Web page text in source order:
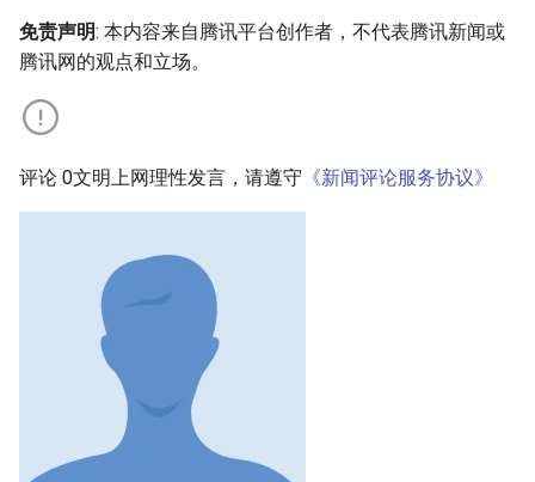
免责声明: 本内容来自腾讯平台创作者，不代表腾讯新闻或
腾讯网的观点和立场。
评论 0文明上网理性发言，请遵守 《新闻评论服务协议》